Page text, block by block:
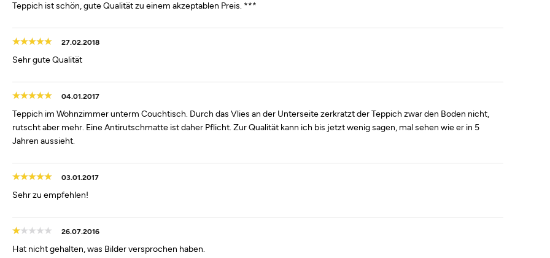
Teppich ist schön, gute Qualität zu einem akzeptablen Preis. ***
27.02.2018
Sehr gute Qualität
04.01.2017
Teppich im Wohnzimmer unterm Couchtisch. Durch das Vlies an der Unterseite zerkratzt der Teppich zwar den Boden nicht,
rutscht aber mehr. Eine Antirutschmatte ist daher Pflicht. Zur Qualität kann ich bis jetzt wenig sagen, mal sehen wie er in 5
Jahren aussieht.
03.01.2017
Sehr zu empfehlen!
26.07.2016
Hat nicht gehalten, was Bilder versprochen haben.